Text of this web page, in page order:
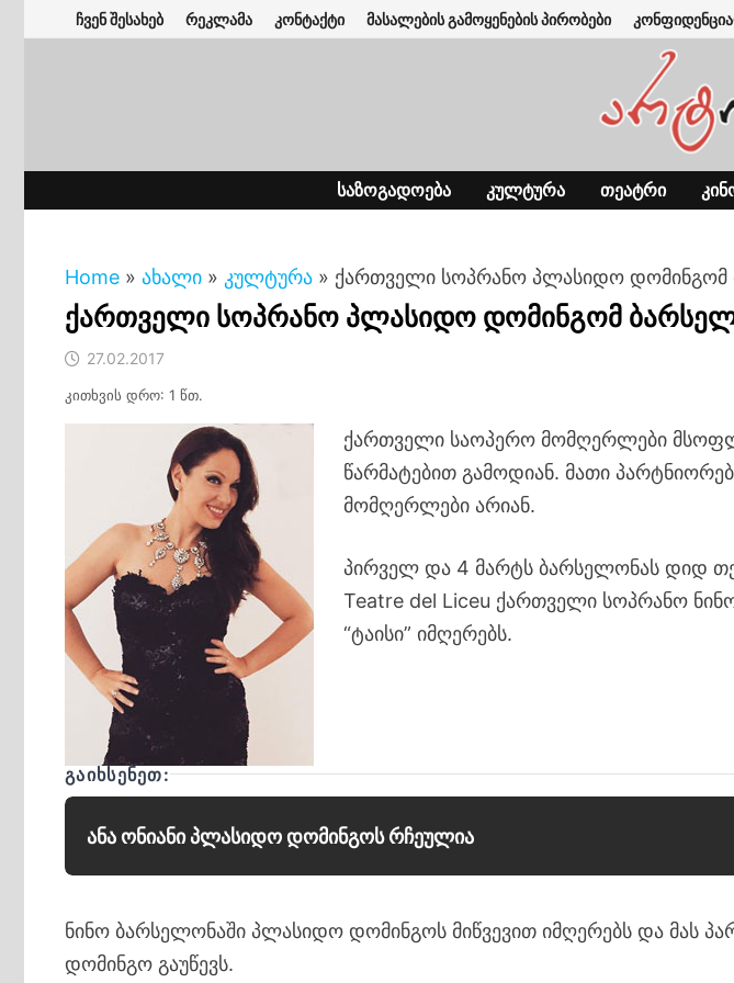
to
ჩვენ შესახებ რეკლამა კონტაქტი მასალების გამოყენების პირობები
ᲡᲐᲖᲝᲒᲐᲓᲝᲔᲑᲐ ᲙᲣᲚᲢᲣᲠᲐ ᲗᲔᲐᲢᲠᲘ
Home » ახალი » კულტურა » ქართველი სოპრანო პლასიდო დომინგომ
ქართველი სოპრანო პლასიდო დომინგომ
27.02.2017
კითხვის დრო: 1 წთ.
ქართველი საოპერო მომღერლები
წარმატებით გამოდიან. მათი
მომღერლები არიან.
პირველ და 4 მარტს ბარსელონას დიდ
Teatre del Liceu ქართველი სოპრანო
“ტაისი” იმღერებს.
ᲒᲐᲘᲮᲡᲔᲜᲔᲗ:
ანა ონიანი პლასიდო დომინგოს რჩეულია
ნინო ბარსელონაში პლასიდო დომინგოს მიწვევით იმღერებს და მას
დომინგო გაუწევს.